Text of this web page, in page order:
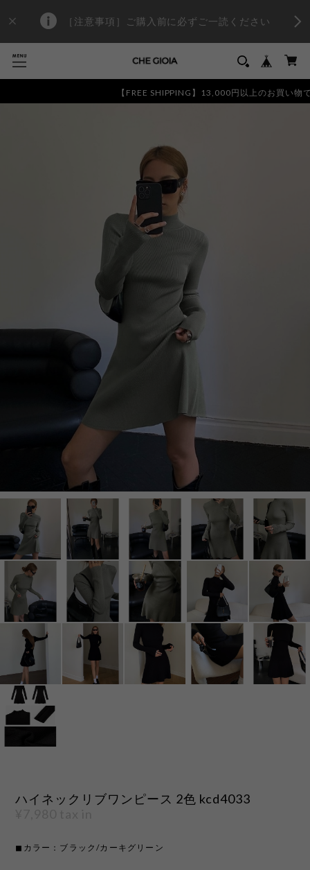
［注意事項］ご購入前に必ずご一読ください
【FREE SHIPPING】13,000円以上のお買い物で全
ハイネックリブワンピース 2色 kcd4033
◼︎カラー：ブラック/カーキグリーン